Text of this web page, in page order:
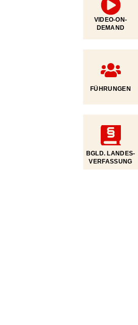
VIDEO-ON-
DEMAND
FÜHRUNGEN
BGLD. LANDES­
VERFASSUNG